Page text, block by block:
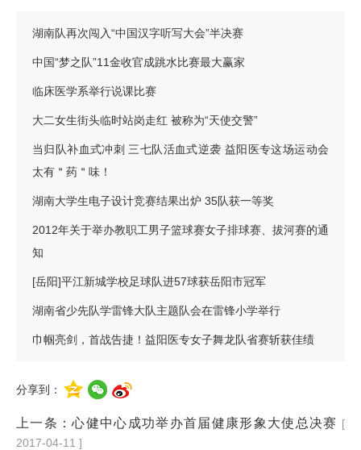
湖南队再次闯入“中国汉字听写大会”半决赛
中国“梦之队”11金收官成跳水比赛最大赢家
临床医学系举行说课比赛
大二女生街头临时站岗走红 被称为“天使交警”
当归队补血式冲刺 三七队活血式逆袭 益阳医专这场运动会
太有＂药＂味！
湖南大学生电子设计竞赛结果出炉 35队获一等奖
2012年关于举办教职工男子篮球赛女子排球赛、拔河赛的通
知
[岳阳]平江新城学校足球队进57球获岳阳市冠军
湖南省少先队学雷锋大队主题队会在雷锋小学举行
​巾帼亮剑，首战告捷！益阳医专女子舞龙队省赛斩获佳绩
分享到：
上一条：心健中心成功举办首届健康形象大使总决赛 [
2017-04-11 ]